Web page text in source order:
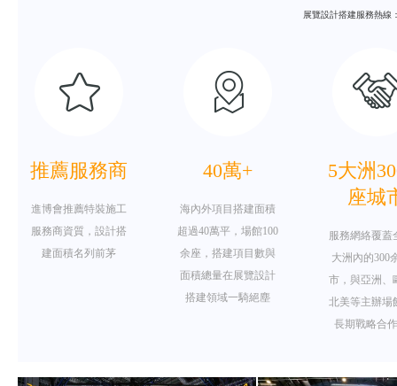
展覽設計搭建服務熱線
推薦服務商
進博會推薦特裝施工
服務商資質，設計搭
建面積名列前茅
40萬+
海內外項目搭建面積
超過40萬平，場館100
余座，搭建項目數與
面積總量在展覽設計
搭建領域一騎絕塵
5大洲
座城
服務網絡覆蓋
大洲內的300
市，與亞洲、
北美等主辦場
長期戰略合